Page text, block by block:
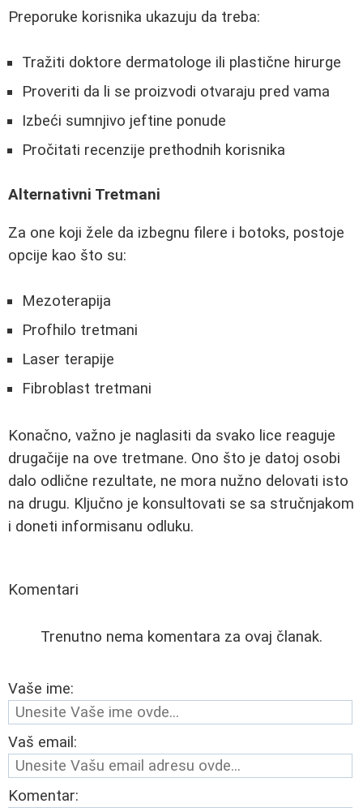
Preporuke korisnika ukazuju da treba:
Tražiti doktore dermatologe ili plastične hirurge
Proveriti da li se proizvodi otvaraju pred vama
Izbeći sumnjivo jeftine ponude
Pročitati recenzije prethodnih korisnika
Alternativni Tretmani
Za one koji žele da izbegnu filere i botoks, postoje
opcije kao što su:
Mezoterapija
Profhilo tretmani
Laser terapije
Fibroblast tretmani
Konačno, važno je naglasiti da svako lice reaguje
drugačije na ove tretmane. Ono što je datoj osobi
dalo odlične rezultate, ne mora nužno delovati isto
na drugu. Ključno je konsultovati se sa stručnjakom
i doneti informisanu odluku.
Komentari
Trenutno nema komentara za ovaj članak.
Vaše ime:
Vaš email:
Komentar: